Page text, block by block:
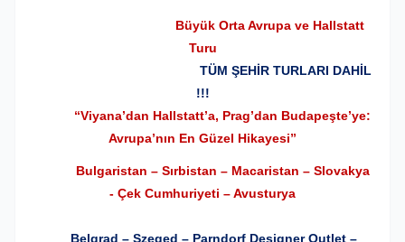
Büyük Orta Avrupa ve Hallstatt
Turu
TÜM ŞEHİR TURLARI DAHİL
!!!
“Viyana’dan Hallstatt’a, Prag’dan Budapeşte’ye:
Avrupa’nın En Güzel Hikayesi”
Bulgaristan – Sırbistan – Macaristan – Slovakya
- Çek Cumhuriyeti – Avusturya
Belgrad – Szeged – Parndorf Designer Outlet–